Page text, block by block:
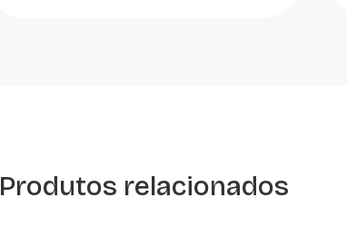
Produtos relacionados